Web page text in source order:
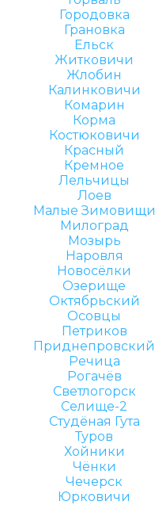
Городовка
Грановка
Ельск
Житковичи
Жлобин
Калинковичи
Комарин
Корма
Костюковичи
Красный
Кремное
Лельчицы
Лоев
Малые Зимовищи
Милоград
Мозырь
Наровля
Новосёлки
Озерище
Октябрьский
Осовцы
Петриков
Приднепровский
Речица
Рогачёв
Светлогорск
Селище-2
Студёная Гута
Туров
Хойники
Чёнки
Чечерск
Юрковичи